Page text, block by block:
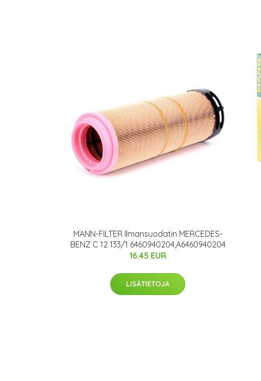
MANN-FILTER Ilmansuodatin MERCEDES-
BENZ C 12 133/1 6460940204,A6460940204
16.45 EUR
LISÄTIETOJA